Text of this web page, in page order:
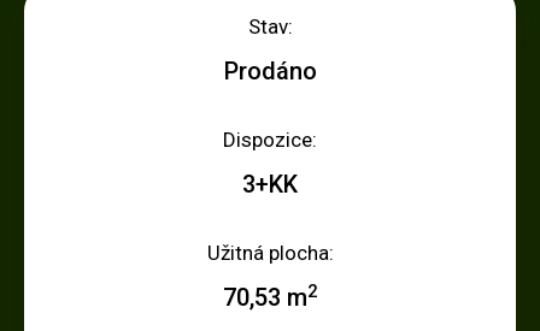
Stav:
Prodáno
Dispozice:
3+KK
Užitná plocha:
70,53 m2